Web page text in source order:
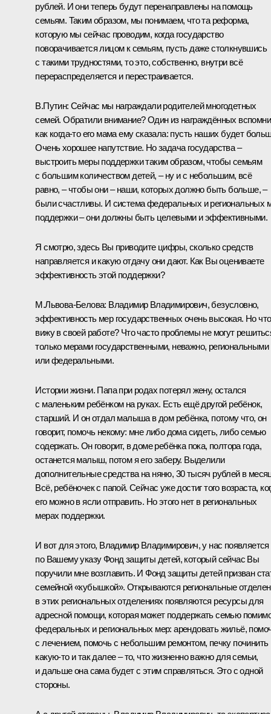
рублей. И они теперь будут перенаправлены на помощь
семьям. Таким образом, мы понимаем, что та реформа,
которую мы сейчас проводим, когда государство
поворачивается лицом к семьям, пусть даже столкнувшись
с такими трудностями, то это, собственно, внутри всё
перераспределяется и перестраивается.
В.Путин: Сейчас мы награждали родителей многодетных
семей. Обратили внимание? Один из награждённых
как когда-то его мама ему сказала: пусть наших будет
Очень хорошее напутствие. Но задача государства –
выстроить меры поддержки таким образом, чтобы семьям
с большим количеством детей, – ну и с небольшим, всё
равно, – чтобы они – наши, которых должно быть больше, –
были счастливы. И система федеральных и региональных
поддержки – они должны быть целевыми и эффективными.
Я смотрю, здесь Вы приводите цифры, сколько средств
направляется и какую отдачу они дают. Как Вы оцениваете
эффективность этой поддержки?
М.Львова-Белова: Владимир Владимирович, безусловно,
эффективность мер государственных очень высокая. Но
вижу в своей работе? Что часто проблемы не могут
только мерами государственными, неважно, региональными
или федеральными.
Истории жизни. Папа при родах потерял жену, остался
с маленьким ребёнком на руках. Есть ещё другой ребёнок,
старший. И он отдал малыша в дом ребёнка, потому что, он
говорит, помочь некому: мне либо дома сидеть, либо семью
содержать. Он говорит, в доме ребёнка пока, полтора года,
останется малыш, потом я его заберу. Выделили
дополнительные средства на няню, 30 тысяч рублей в
Всё, ребёночек с папой. Сейчас уже достиг того возраста,
его можно в ясли отправить. Но этого нет в региональных
мерах поддержки.
И вот для этого, Владимир Владимирович, у нас появляется
по Вашему указу Фонд защиты детей, который сейчас Вы
поручили мне возглавить. И Фонд защиты детей призван
семейной «кубышкой». Открываются региональные
в этих региональных отделениях появляются ресурсы для
адресной помощи, которая может поддержать семью
федеральных и региональных мер: арендовать жильё,
с лечением, помочь с небольшим ремонтом, печку починить
какую-то и так далее – то, что жизненно важно для семьи,
и дальше она сама будет с этим справляться. Это с одной
стороны.